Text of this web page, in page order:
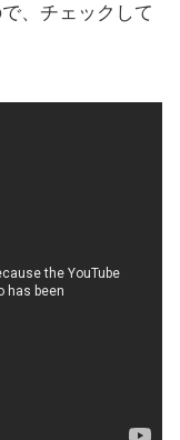
、チェックして